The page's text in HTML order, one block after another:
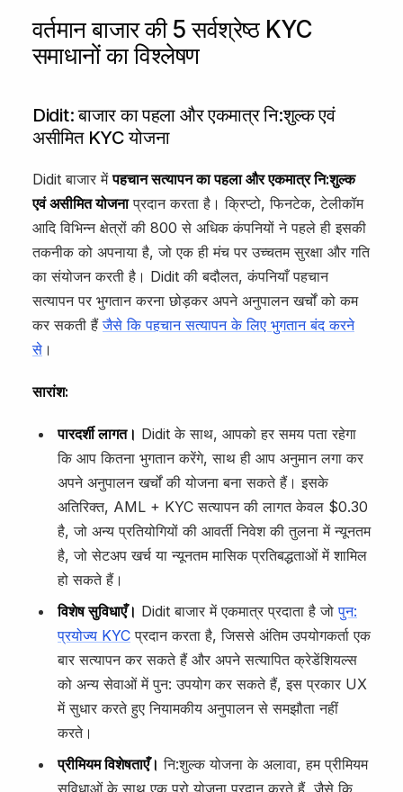
वर्तमान बाजार की 5 सर्वश्रेष्ठ KYC
समाधानों का विश्लेषण
Didit: बाजार का पहला और एकमात्र नि:शुल्क एवं
असीमित KYC योजना
Didit बाजार मेंपहचान सत्यापन का पहला और एकमात्र नि:शुल्क
एवं असीमित योजनाप्रदान करता है। क्रिप्टो, फिनटेक, टेलीकॉम
आदि विभिन्न क्षेत्रों की 800 से अधिक कंपनियों ने पहले ही इसकी
तकनीक को अपनाया है, जो एक ही मंच पर उच्चतम सुरक्षा और गति
का संयोजन करती है। Didit की बदौलत, कंपनियाँ पहचान
सत्यापन पर भुगतान करना छोड़कर अपने अनुपालन खर्चों को कम
कर सकती हैंजैसे कि पहचान सत्यापन के लिए भुगतान बंद करने
से ।
सारांश:
पारदर्शी लागत। Didit के साथ, आपको हर समय पता रहेगा
कि आप कितना भुगतान करेंगे, साथ ही आप अनुमान लगा कर
अपने अनुपालन खर्चों की योजना बना सकते हैं। इसके
अतिरिक्त, AML + KYC सत्यापन की लागत केवल $0.30
है, जो अन्य प्रतियोगियों की आवर्ती निवेश की तुलना में न्यूनतम
है, जो सेटअप खर्च या न्यूनतम मासिक प्रतिबद्धताओं में शामिल
हो सकते हैं।
विशेष सुविधाएँ। Didit बाजार में एकमात्र प्रदाता है जोपुन:
प्रयोज्य KYC प्रदान करता है, जिससे अंतिम उपयोगकर्ता एक
बार सत्यापन कर सकते हैं और अपने सत्यापित क्रेडेंशियल्स
को अन्य सेवाओं में पुन: उपयोग कर सकते हैं, इस प्रकार UX
में सुधार करते हुए नियामकीय अनुपालन से समझौता नहीं
करते।
प्रीमियम विशेषताएँ। नि:शुल्क योजना के अलावा, हम प्रीमियम
सुविधाओं के साथ एक प्रो योजना प्रदान करते हैं, जैसे कि